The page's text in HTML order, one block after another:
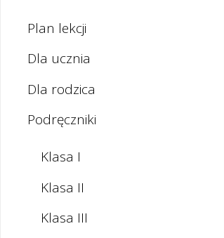
Plan lekcji
Dla ucznia
Dla rodzica
Podręczniki
Klasa I
Klasa II
Klasa III